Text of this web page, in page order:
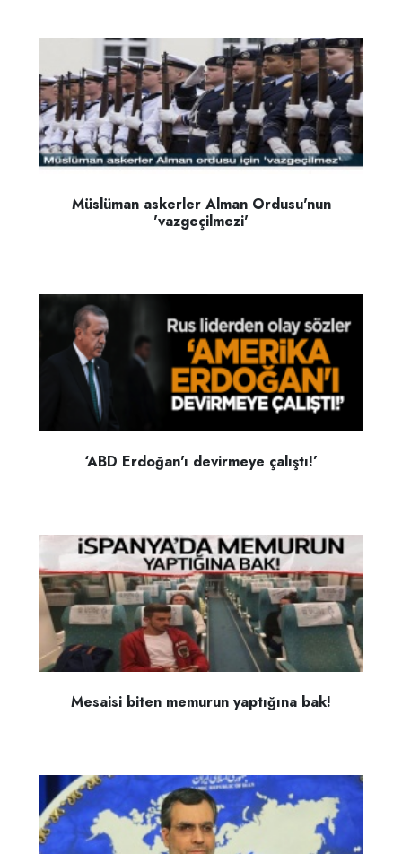
Müslüman askerler Alman Ordusu'nun
'vazgeçilmezi'
‘ABD Erdoğan'ı devirmeye çalıştı!’
Mesaisi biten memurun yaptığına bak!